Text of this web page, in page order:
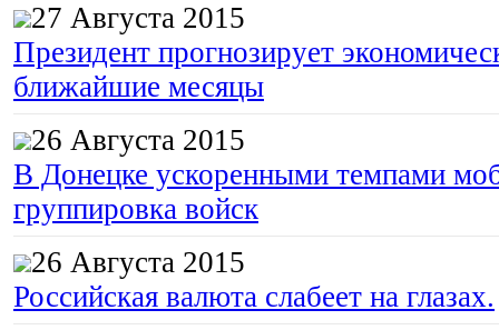
27 Августа 2015
Президент прогнозирует
ближайшие месяцы
26 Августа 2015
В Донецке ускоренными темпами
группировка войск
26 Августа 2015
Российская валюта слабеет на глазах.